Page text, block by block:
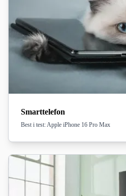
Smarttelefon
Best i test: Apple iPhone 16 Pro Max